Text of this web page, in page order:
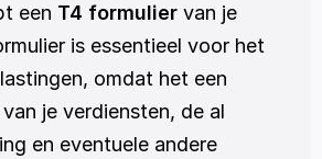
een T4 formulier van je
is essentieel voor het
omdat het een
je verdiensten, de al
en eventuele andere